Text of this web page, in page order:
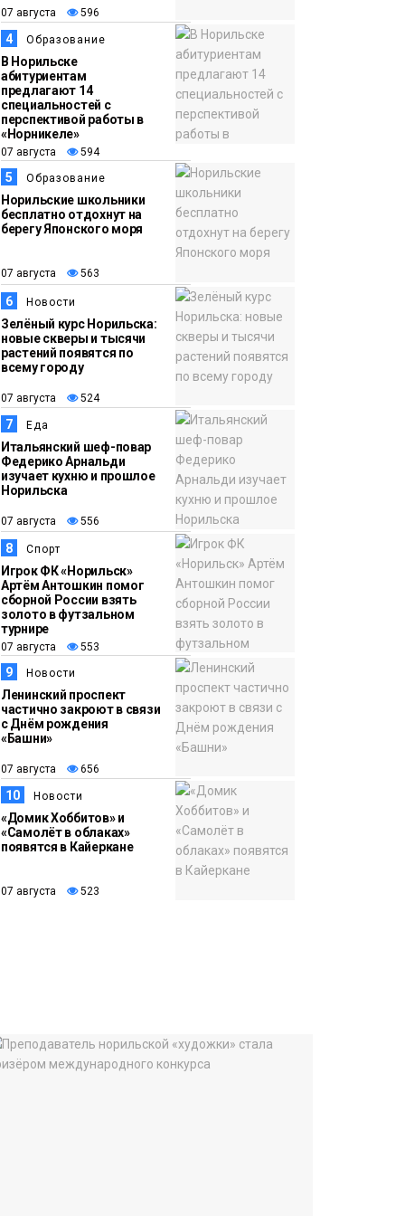
13:59
07 августа
Новости
«Домик Хоббитов» и
«Самолёт в облаках»
появятся в Кайеркане
07 августа 596
4 Образование
В Норильске
абитуриентам
предлагают 14
специальностей с
перспективой работы в
«Норникеле»
07 августа 594
5 Образование
Норильские школьники
бесплатно отдохнут на
берегу Японского моря
07 августа 563
6 Новости
Зелёный курс Норильска:
новые скверы и тысячи
растений появятся по
всему городу
07 августа 524
7 Еда
Итальянский шеф-повар
Федерико Арнальди
изучает кухню и прошлое
Норильска
07 августа 556
8 Спорт
Игрок ФК «Норильск»
Артём Антошкин помог
сборной России взять
золото в футзальном
турнире
07 августа 553
9 Новости
Ленинский проспект
частично закроют в связи
с Днём рождения
«Башни»
07 августа 656
10 Новости
«Домик Хоббитов» и
«Самолёт в облаках»
появятся в Кайеркане
07 августа 523